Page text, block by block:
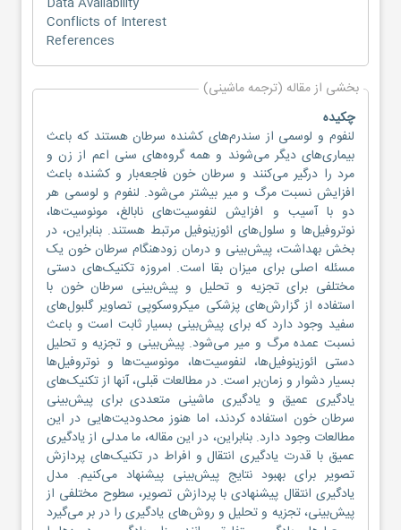
Conflicts of Interest
References
بخشی از مقاله (ترجمه ماشینی)
چکیده
لنفوم و لوسمی از سندرم‌های کشنده سرطان هستند که باعث
بیماری‌های دیگر می‌شوند و همه گروه‌های سنی اعم از زن و
مرد را درگیر می‌کنند و سرطان خون فاجعه‌بار و کشنده باعث
افزایش نسبت مرگ و میر بیشتر می‌شود. لنفوم و لوسمی هر
دو با آسیب و افزایش لنفوسیت‌های نابالغ، مونوسیت‌ها،
نوتروفیل‌ها و سلول‌های ائوزینوفیل مرتبط هستند. بنابراین، در
بخش بهداشت، پیش‌بینی و درمان زودهنگام سرطان خون یک
مسئله اصلی برای میزان بقا است. امروزه تکنیک‌های دستی
مختلفی برای تجزیه و تحلیل و پیش‌بینی سرطان خون با
استفاده از گزارش‌های پزشکی میکروسکوپی تصاویر گلبول‌های
سفید وجود دارد که برای پیش‌بینی بسیار ثابت است و باعث
نسبت عمده مرگ و میر می‌شود. پیش‌بینی و تجزیه و تحلیل
دستی ائوزینوفیل‌ها، لنفوسیت‌ها، مونوسیت‌ها و نوتروفیل‌ها
بسیار دشوار و زمان‌بر است. در مطالعات قبلی، آنها از تکنیک‌های
یادگیری عمیق و یادگیری ماشینی متعددی برای پیش‌بینی
سرطان خون استفاده کردند، اما هنوز محدودیت‌هایی در این
مطالعات وجود دارد. بنابراین، در این مقاله، ما مدلی از یادگیری
عمیق با قدرت یادگیری انتقال و افراط در تکنیک‌های پردازش
تصویر برای بهبود نتایج پیش‌بینی پیشنهاد می‌کنیم. مدل
یادگیری انتقال پیشنهادی با پردازش تصویر، سطوح مختلفی از
پیش‌بینی، تجزیه و تحلیل و روش‌های یادگیری را در بر می‌گیرد